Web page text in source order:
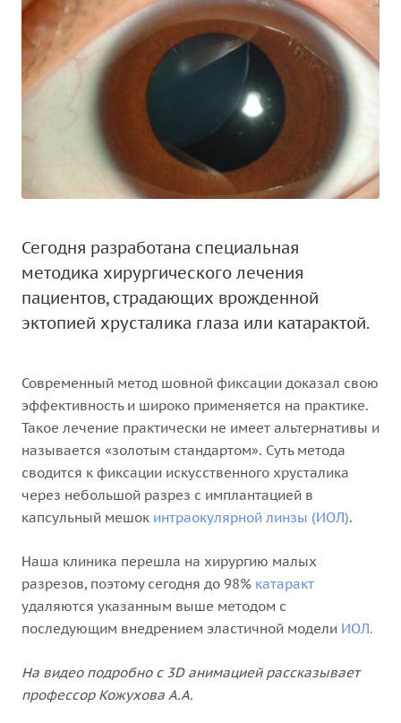
Сегодня разработана специальная
методика хирургического лечения
пациентов, страдающих врожденной
эктопией хрусталика глаза или катарактой.
Современный метод шовной фиксации доказал свою
эффективность и широко применяется на практике.
Такое лечение практически не имеет альтернативы и
называется «золотым стандартом». Суть метода
сводится к фиксации искусственного хрусталика
через небольшой разрез с имплантацией в
капсульный мешок интраокулярной линзы (ИОЛ).
Наша клиника перешла на хирургию малых
разрезов, поэтому сегодня до 98% катаракт
удаляются указанным выше методом с
последующим внедрением эластичной модели ИОЛ.
На видео подробно с 3D анимацией рассказывает
профессор Кожухова А.А.